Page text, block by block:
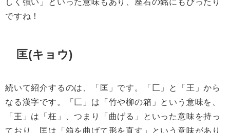
ですね！
匡(キョウ)
続いて紹介するのは、「匡」です。「匚」と「王」から
なる漢字です。「匚」は「竹や柳の箱」という意味を、
「王」は「枉」、つまり「曲げる」といった意味を持っ
ており、匡は「箱を曲げて形を直す」という意味があり